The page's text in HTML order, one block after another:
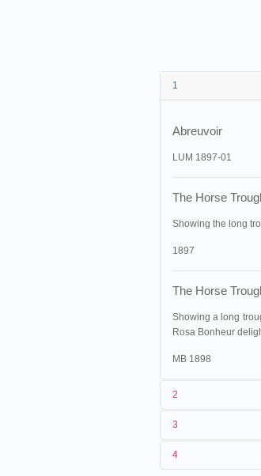
1
Abreuvoir
LUM 1897-01
The Horse
Showing the long
1897
The Horse
Showing a long
Rosa Bonheur
MB 1898
2
2
3
4